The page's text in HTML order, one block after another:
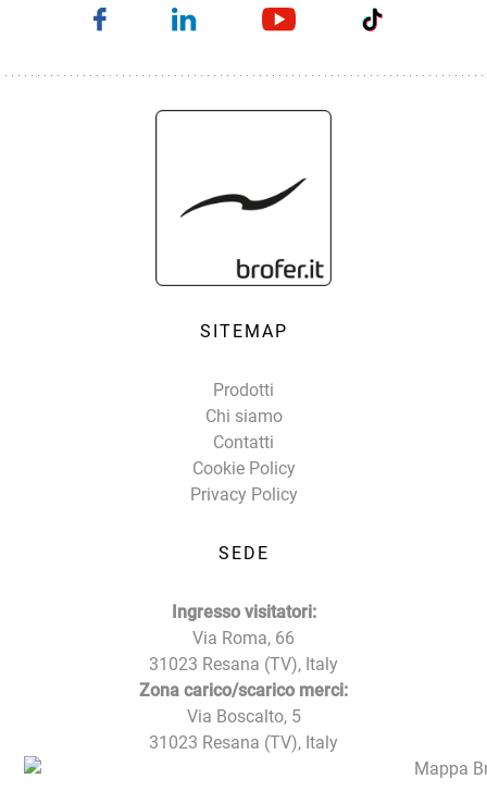
SITEMAP
Prodotti
Chi siamo
Contatti
Cookie Policy
Privacy Policy
SEDE
Ingresso visitatori:
Via Roma, 66
31023 Resana (TV), Italy
Zona carico/scarico merci:
Via Boscalto, 5
31023 Resana (TV), Italy